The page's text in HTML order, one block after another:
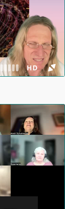
HD